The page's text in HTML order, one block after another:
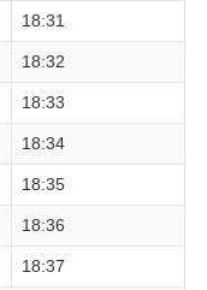
18:31
18:32
18:33
18:34
18:35
18:36
18:37